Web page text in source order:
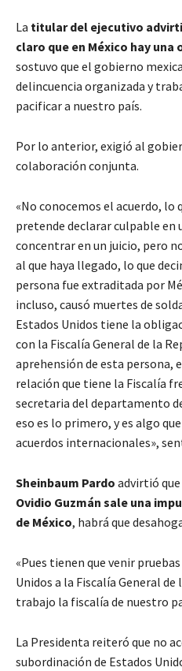
La titular del ejecutivo
claro que en México hay una
sostuvo que el gobierno
delincuencia organizada y
pacificar a nuestro país.
Por lo anterior, exigió al
colaboración conjunta.
«No conocemos el acuerdo, lo
pretende declarar culpable en
concentrar en un juicio, pero
al que haya llegado, lo que
persona fue extraditada por
incluso, causó muertes de
Estados Unidos tiene la
con la Fiscalía General de la
aprehensión de esta persona,
relación que tiene la Fiscalía
secretaria del departamento
eso es lo primero, y es algo
acuerdos internacionales»,
Sheinbaum Pardo advirtió que
Ovidio Guzmán sale una
de México, habrá que
«Pues tienen que venir
Unidos a la Fiscalía General de
trabajo la fiscalía de nuestro
La Presidenta reiteró que no
subordinación de Estados